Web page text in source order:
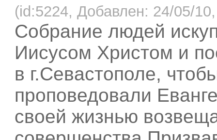
(id:5224, Добавлен: 24/05/
Собрание людей
Иисусом Христом и
в г.Севастополе,
проповедовали
своей жизнью